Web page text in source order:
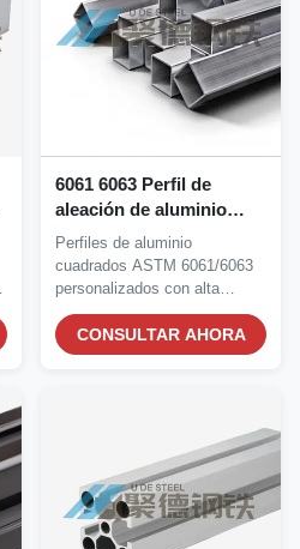
6061 6063 Perfil de
aleación de aluminio
cuadrado con alta
resistencia a la corrosión
y extrusión en caliente
de precisión
Perfiles de aluminio
cuadrados ASTM 6061/6063
personalizados con alta
resistencia a la corrosión,...
CONSULTAR AHORA